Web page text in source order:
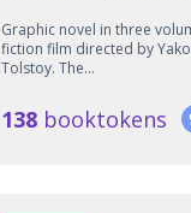
Graphic novel in three
fiction film directed by
Tolstoy. The...
138 booktokens